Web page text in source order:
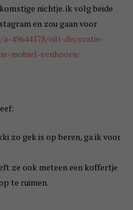
nichtje. ik volg beide
en zou gaan voor
49644178/vilt-decoratie-
mobiel-eenhoorn/
zo gek is op beren, ga ik voor
ze ook meteen een koffertje
te ruimen.